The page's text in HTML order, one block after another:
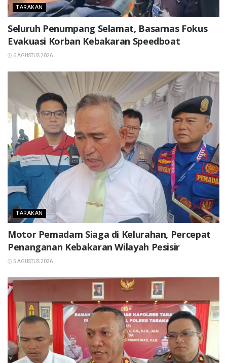
TARAKAN
Seluruh Penumpang Selamat, Basarnas Fokus
Evakuasi Korban Kebakaran Speedboat
6 AGUSTUS 2026
TARAKAN
Motor Pemadam Siaga di Kelurahan, Percepat
Penanganan Kebakaran Wilayah Pesisir
5 AGUSTUS 2026